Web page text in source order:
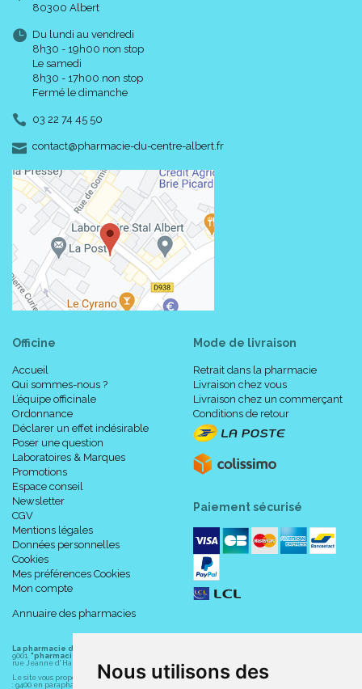
Nous utilisons des
80300 Albert
Du lundi au vendredi
8h30 - 19h00 non stop
Le samedi
8h30 - 17h00 non stop
Fermé le dimanche
03 22 74 45 50
contact-
@-
pharmacie-du-centre-albert.fr
Officine
Accueil
Qui sommes-nous ?
L’équipe officinale
Ordonnance
Déclarer un effet indésirable
Poser une question
Laboratoires & Marques
Promotions
Espace conseil
Newsletter
CGV
Mentions légales
Données personnelles
Cookies
Mes préférences Cookies
Mon compte
Annuaire des pharmacies
Mode de livraison
Retrait dans la pharmacie
Livraison chez vous
Livraison chez un commerçant
Conditions de retour
Paiement sécurisé
La pharmacie du centre à Albert
9001. "pharmacie-du-centre-albert.fr "
rue Jeanne d' Harcourt, 80300 Albert.
Le site vous propose un large choix de plus de 11000 références, au prix les plus bas possible
: 9400 en parapharmacie, animaux, orthopédie, matériel médical. 1700 en médicaments sans